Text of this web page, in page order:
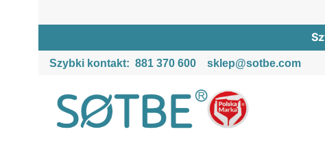
Szybki kontakt: 881 370 600 sklep@sotbe.com